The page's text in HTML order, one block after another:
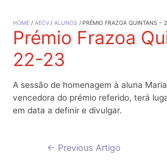
HOME AECV ALUNOS PRÉMIO FRAZOA QUINTANS –
Prémio Frazoa
22-23
A sessão de homenagem à aluna
vencedora do prémio referido, terá
em data a definir e divulgar.
Navegação
← Previous Artigo